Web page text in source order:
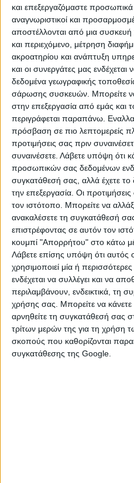
και επεξεργαζόμαστε
αναγνωριστικοί και
αποστέλλονται από μια συσκευή
και περιεχόμενο, μέτρηση
ακροατηρίου και ανάπτυξη
και οι συνεργάτες μας
δεδομένα γεωγραφικής
σάρωσης συσκευών. Μπορείτε να
στην επεξεργασία από εμάς και
περιγράφεται παραπάνω.
πρόσβαση σε πιο λεπτομερείς
προτιμήσεις σας πριν
συναινέσετε. Λάβετε υπόψη ότι
προσωπικών σας δεδομένων
συγκατάθεσή σας, αλλά έχετε το
την επεξεργασία. Οι
τον ιστότοπο. Μπορείτε να
ανακαλέσετε τη συγκατάθεσή
επιστρέφοντας σε αυτόν τον
κουμπί "Απορρήτου" στο κάτω
Λάβετε επίσης υπόψη ότι αυτός
χρησιμοποιεί μία ή
ενδέχεται να συλλέγει και να
περιλαμβάνουν, ενδεικτικά, τη
χρήσης σας. Μπορείτε να κάνετε
αρνηθείτε τη συγκατάθεσή σας
τρίτων μερών της για τη χρήση
σκοπούς που καθορίζονται
συγκατάθεσης της Google.
Οι καταρράκτες έχουν
ενώ είναι αδύνατον να
τεράστιου όγκου νερού
νερού. Περίπου 3.160
καταρράκτες κάθε
μέτρων το δευτερόλεπτο.
Οι καταρράκτες
πέντε φορές στο
πάνω στον ποταμό,
και μείωσαν τον όγκο του
καταρράκτες. Από το 1964
μεταλλικές δοκοί για να
μεγάλων κομματιών πάγου.
Πηγή:https://